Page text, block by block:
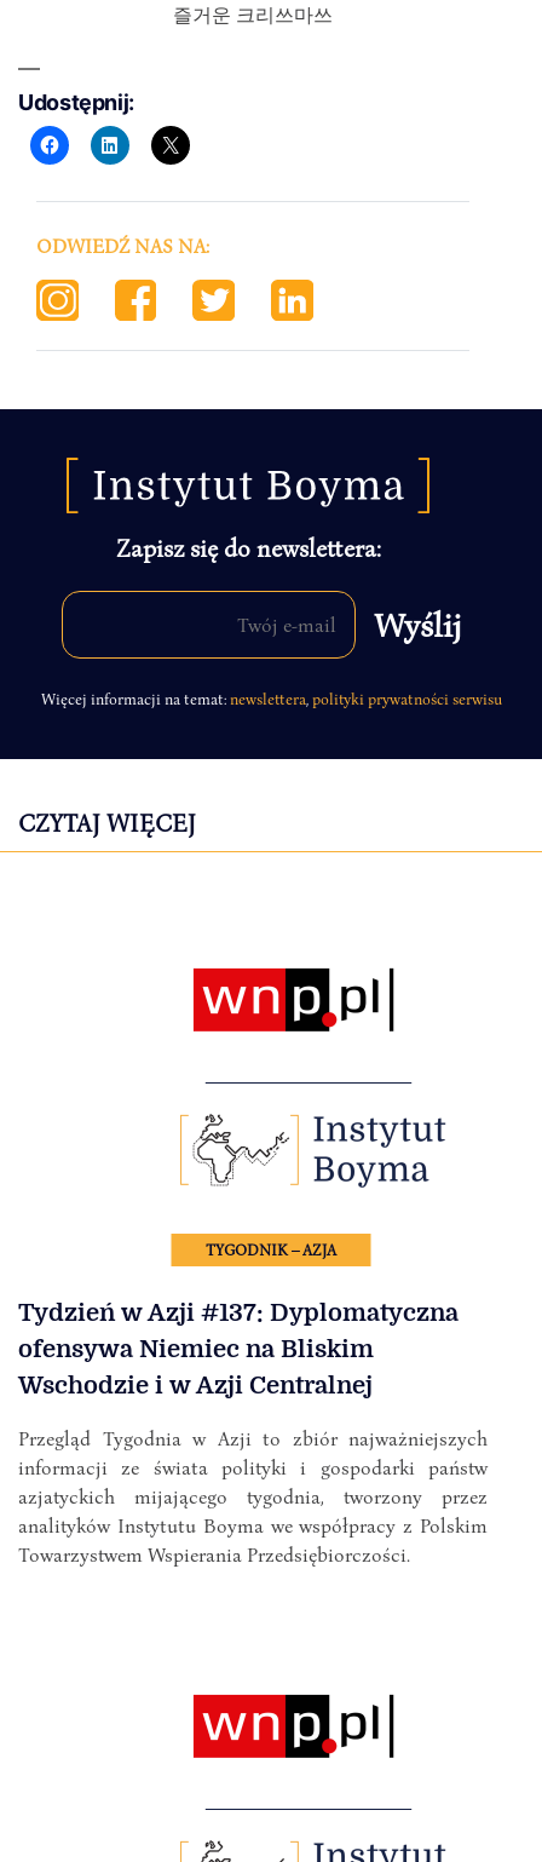
즐거운 크리쓰마쓰
Udostępnij:
ODWIEDŹ NAS NA:
Zapisz się do newslettera:
Więcej informacji na temat:newslettera polityki prywatności serwisu
CZYTAJ WIĘCEJ
TYGODNIK – AZJA
Tydzień w Azji #137: Dyplomatyczna
ofensywa Niemiec na Bliskim
Wschodzie i w Azji Centralnej
Przegląd Tygodnia w Azji to zbiór najważniejszych
informacji ze świata polityki i gospodarki państw
azjatyckich mijającego tygodnia, tworzony przez
analityków Instytutu Boyma we współpracy z Polskim
Towarzystwem Wspierania Przedsiębiorczości.